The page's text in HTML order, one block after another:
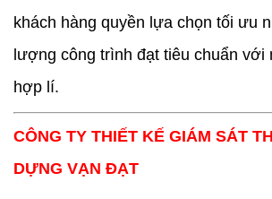
khách hàng quyền lựa chọn tối ưu
lượng công trình đạt tiêu chuẩn với
hợp lí.
CÔNG TY THIẾT KẾ GIÁM SÁT
DỰNG VẠN ĐẠT